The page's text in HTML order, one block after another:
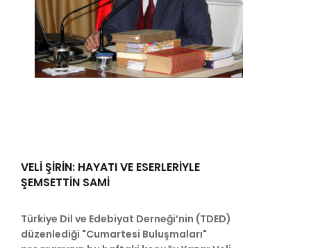
VELİ ŞİRİN: HAYATI VE ESERLERİYLE
ŞEMSETTİN SAMİ
Türkiye Dil ve Edebiyat Derneği’nin (TDED)
düzenlediği "Cumartesi Buluşmaları"